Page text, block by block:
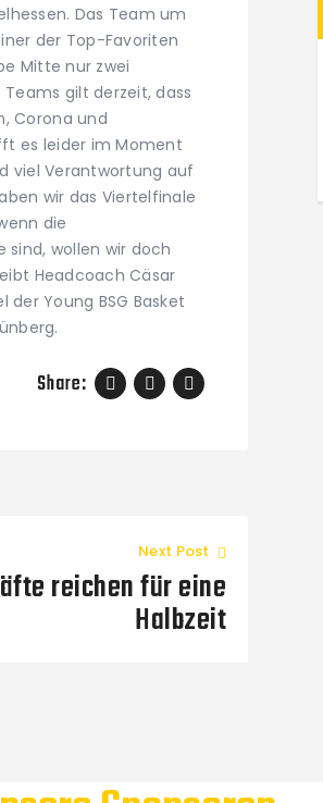
Das Team um
der Top-Favoriten
Mitte nur zwei
gilt derzeit, dass
Corona und
es leider im Moment
viel Verantwortung auf
wir das Viertelfinale
die
wollen wir doch
Headcoach Cäsar
Young BSG Basket
Share:
Next Post
reichen für eine
Halbzeit